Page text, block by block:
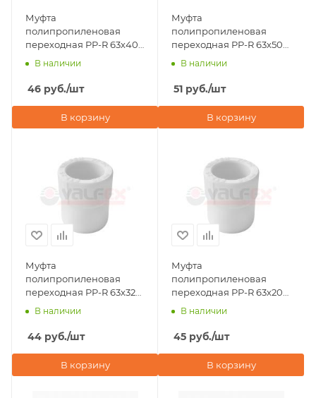
Муфта
полипропиленовая
переходная PP-R 63х40
ВР-НР Valfex, серая
В наличии
46 руб./шт
В корзину
Муфта
полипропиленовая
переходная PP-R 63х50
ВР-НР Valfex, белая
В наличии
51 руб./шт
В корзину
Муфта
полипропиленовая
переходная PP-R 63х32
ВР-НР Valfex, белая
В наличии
44 руб./шт
В корзину
Муфта
полипропиленовая
переходная PP-R 63х20
ВР-НР Valfex, белая
В наличии
45 руб./шт
В корзину